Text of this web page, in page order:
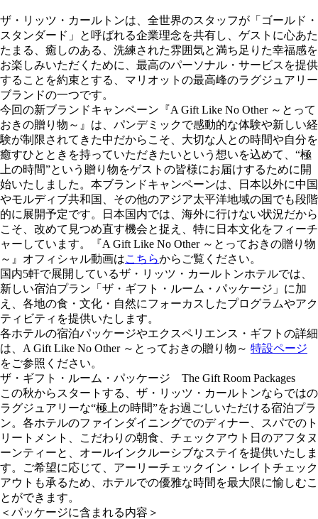
ザ・リッツ・カールトンは、全世界のスタッフが「ゴールド・
スタンダード」と呼ばれる企業理念を共有し、ゲストに心あた
たまる、癒しのある、洗練された雰囲気と満ち足りた幸福感を
お楽しみいただくために、最高のパーソナル・サービスを提供
することを約束とする、マリオットの最高峰のラグジュアリー
ブランドの一つです。
今回の新ブランドキャンペーン『A Gift Like No Other ～とって
おきの贈り物～』は、パンデミックで感動的な体験や新しい経
験が制限されてきた中だからこそ、大切な人との時間や自分を
癒すひとときを持っていただきたいという想いを込めて、“極
上の時間”という贈り物をゲストの皆様にお届けするために開
始いたしました。本ブランドキャンペーンは、日本以外に中国
やモルディブ共和国、その他のアジア太平洋地域の国でも段階
的に展開予定です。日本国内では、海外に行けない状況だから
こそ、改めて見つめ直す機会と捉え、特に日本文化をフィーチ
ャーしています。『A Gift Like No Other ～とっておきの贈り物
～』オフィシャル動画はこちらからご覧ください。
国内5軒で展開しているザ・リッツ・カールトンホテルでは、
新しい宿泊プラン「ザ・ギフト・ルーム・パッケージ」に加
え、各地の食・文化・自然にフォーカスしたプログラムやアク
ティビティを提供いたします。
各ホテルの宿泊パッケージやエクスペリエンス・ギフトの詳細
は、A Gift Like No Other ～とっておきの贈り物～ 特設ページ
をご参照ください。
ザ・ギフト・ルーム・パッケージ The Gift Room Packages
この秋からスタートする、ザ・リッツ・カールトンならではの
ラグジュアリーな“極上の時間”をお過ごしいただける宿泊プラ
ン。各ホテルのファインダイニングでのディナー、スパでのト
リートメント、こだわりの朝食、チェックアウト日のアフタヌ
ーンティーと、オールインクルーシブなステイを提供いたしま
す。ご希望に応じて、アーリーチェックイン・レイトチェック
アウトも承るため、ホテルでの優雅な時間を最大限に愉しむこ
とができます。
＜パッケージに含まれる内容＞